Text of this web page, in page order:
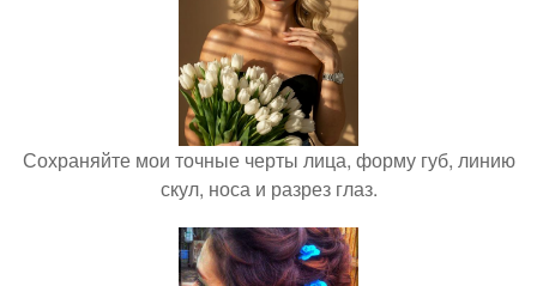
Сохраняйте мои точные черты лица, форму губ, линию
скул, носа и разрез глаз.